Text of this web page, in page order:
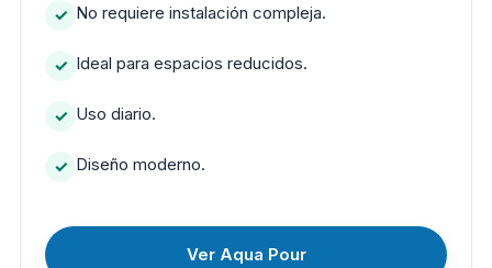
No requiere instalación compleja.
Ideal para espacios reducidos.
Uso diario.
Diseño moderno.
Ver Aqua Pour